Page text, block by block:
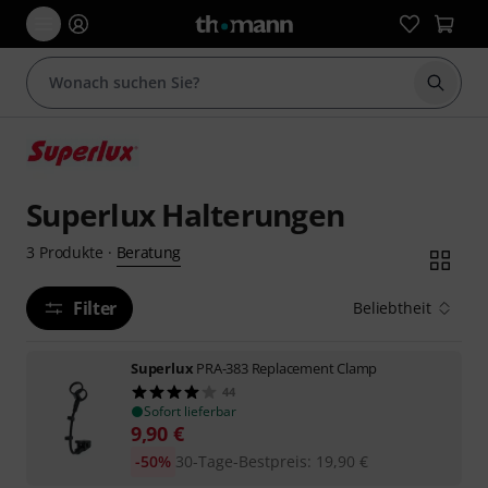
Suche
Superlux Halterungen
3 Produkte · Beratung
Filter Beliebtheit
Superlux PRA-383 Replacement Clamp
44
Sofort lieferbar
9,90 €
30-Tage-Bestpreis: 19,90 €
-50%